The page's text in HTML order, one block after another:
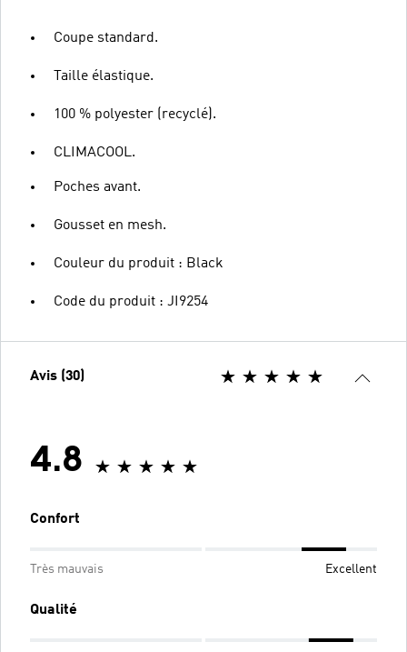
Coupe standard.
Taille élastique.
100 % polyester (recyclé).
CLIMACOOL.
Poches avant.
Gousset en mesh.
Couleur du produit : Black
Code du produit : JI9254
Avis (30)
4.8
Confort
Très mauvais Excellent
Qualité